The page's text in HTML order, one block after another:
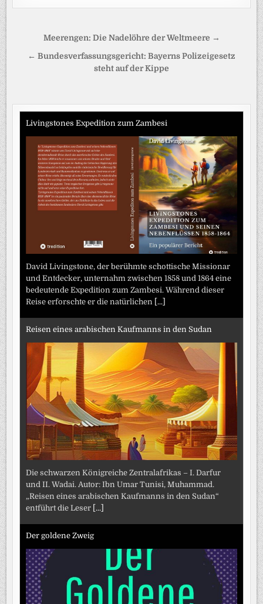
Beitragsnavigation
Meerengen: Die Nadelöhre der Weltmeere →
← Bundesverfassungsgericht: Bayerns Polizeigesetz
steht auf der Kippe
Livingstones Expedition zum Zambesi
David Livingstone, der berühmte schottische Missionar
und Entdecker, unternahm zwischen 1858 und 1864 eine
bedeutende Expedition zum Zambesi. Während dieser
Reise erforschte er die natürlichen [...]
Reisen eines arabischen Kaufmanns in den Sudan
Die schwarzen Königreiche Zentralafrikas – I. Darfur
und II. Wadai. Autor: Ibn Umar Tunisi, Muhammad.
„Reisen eines arabischen Kaufmanns in den Sudan“
entführt die Leser [...]
Der goldene Zweig